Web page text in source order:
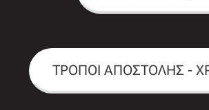
ΤΡΟΠΟΙ ΑΠΟΣΤΟΛΗΣ -